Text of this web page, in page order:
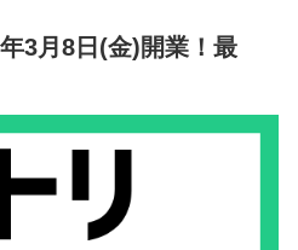
3月8日(金)開業！最